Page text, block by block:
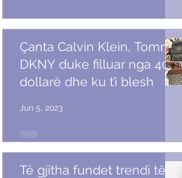
Çanta Calvin Klein, Tommy,
DKNY duke filluar nga 40
dollarë dhe ku t’i blesh
Jun 5, 2023
Të gjitha fundet trendi të